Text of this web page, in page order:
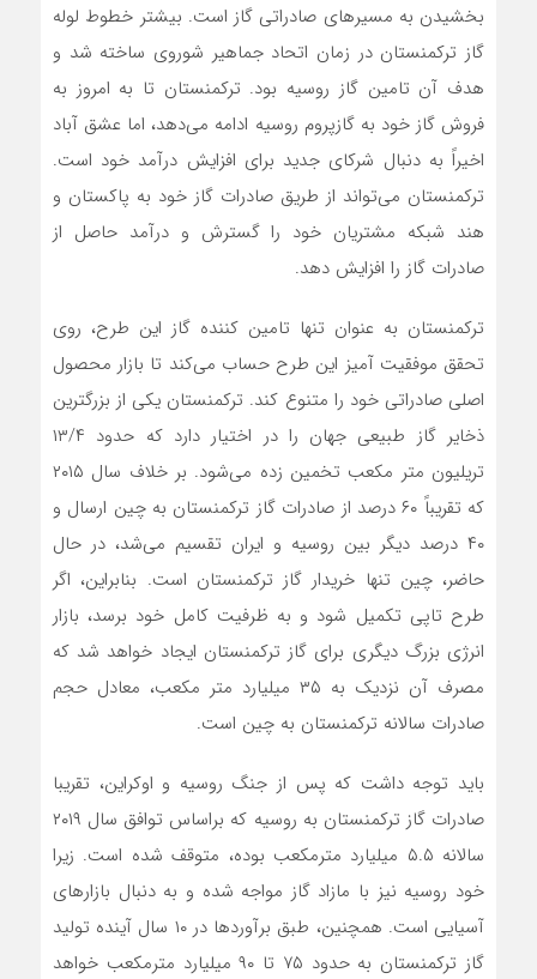
بخشیدن به مسیرهای صادراتی گاز است. بیشتر خطوط لوله
گاز ترکمنستان در زمان اتحاد جماهیر شوروی ساخته شد و
هدف آن تامین گاز روسیه بود. ترکمنستان تا به امروز به
فروش گاز خود به گازپروم روسیه ادامه می‌دهد، اما عشق آباد
اخیراً به دنبال شرکای جدید برای افزایش درآمد خود است.
ترکمنستان می‌تواند از طریق صادرات گاز خود به پاکستان و
هند شبکه مشتریان خود را گسترش و درآمد حاصل از
صادرات گاز را افزایش دهد.
ترکمنستان به عنوان تنها تامین کننده گاز این طرح، روی
تحقق موفقیت آمیز این طرح حساب می‌کند تا بازار محصول
اصلی صادراتی خود را متنوع کند. ترکمنستان یکی از بزرگترین
ذخایر گاز طبیعی جهان را در اختیار دارد که حدود ۱۳/۴
تریلیون متر مکعب تخمین زده می‌شود. بر خلاف سال ۲۰۱۵
که تقریباً ۶۰ درصد از صادرات گاز ترکمنستان به چین ارسال و
۴۰ درصد دیگر بین روسیه و ایران تقسیم می‌شد، در حال
حاضر، چین تنها خریدار گاز ترکمنستان است. بنابراین، اگر
طرح تاپی تکمیل شود و به ظرفیت کامل خود برسد، بازار
انرژی بزرگ دیگری برای گاز ترکمنستان ایجاد خواهد شد که
مصرف آن نزدیک به ۳۵ میلیارد متر مکعب، معادل حجم
صادرات سالانه ترکمنستان به چین است.
باید توجه داشت که پس از جنگ روسیه و اوکراین، تقریبا
صادرات گاز ترکمنستان به روسیه که براساس توافق سال ۲۰۱۹
سالانه ۵.۵ میلیارد مترمکعب بوده، متوقف شده است. زیرا
خود روسیه نیز با مازاد گاز مواجه شده و به دنبال بازارهای
آسیایی است. همچنین، طبق برآوردها در ۱۰ سال آینده تولید
گاز ترکمنستان به حدود ۷۵ تا ۹۰ میلیارد مترمکعب خواهد